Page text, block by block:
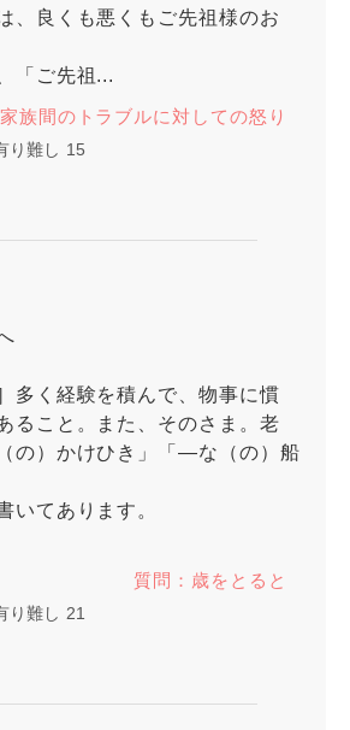
、良くも悪くもご先祖様のお
「ご先祖...
族間のトラブルに対しての怒り
り難し 15
多く経験を積んで、物事に慣
ること。また、そのさま。老
の）かけひき」「―な（の）船
いてあります。
質問：歳をとると
り難し 21